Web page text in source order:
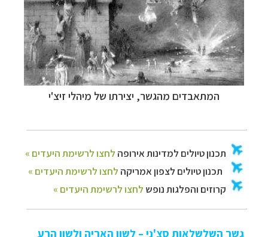
המתאבדים מהגשר, יצירתו של מיהלי זיצ'י
גשר השלשלאות סצ'ני – לשון האריה ולשון הרע